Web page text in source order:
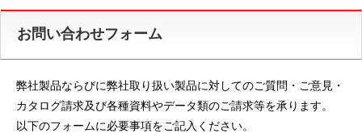
お問い合わせフォーム
弊社製品ならびに弊社取り扱い製品に対してのご質問・ご意見・
カタログ請求及び各種資料やデータ類のご請求等を承ります。
以下のフォームに必要事項をご記入ください。